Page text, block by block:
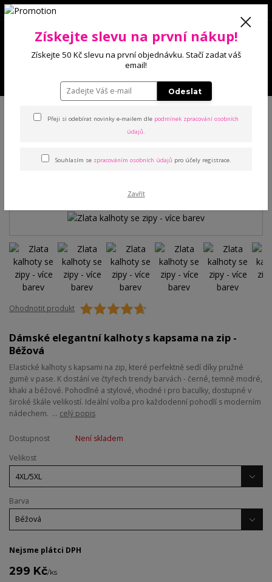
0 Kč
barev
Ohodnotit produkt
Dámské elegantní kalhoty s kapsama na zip -
Béžová
Elastické kalhoty s kapsami na zip, které perfektně sedí díky pružné
gumě v pase. K dostání ve čtyřech trendy barvách - černé, temně modré,
khaki a béžové. Pohodlné a stylové, vhodné i pro baculky, dostupné v
široké škále velikostí. Ideální volba pro každodenní pohodlí s moderním
nádechem. ... celý popis
Dostupnost
Není skladem
Velikost
Barva
Nejsme plátci DPH
299 Kč/ks
Získejte slevu na první nákup!
Získejte 50 Kč slevu na první objednávku. Stačí zadat váš
email!
Odeslat
Přeji si odebírat novinky e-mailem dle podmínek zpracování osobních
údajů.
Souhlasím se zpracováním osobních údajů pro účely registrace.
Zavřít